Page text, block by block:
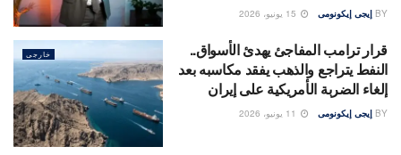
BY إيجى إيكونومى
خارجى
قرار ترامب المفاجئ يهدئ الأسواق..
النفط يتراجع والذهب يفقد مكاسبه بعد
إلغاء الضربة الأمريكية على إيران
BY إيجى إيكونومى